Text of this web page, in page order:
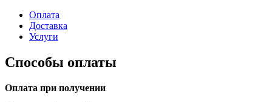
Оплата
Доставка
Услуги
Способы оплаты
Оплата при получении